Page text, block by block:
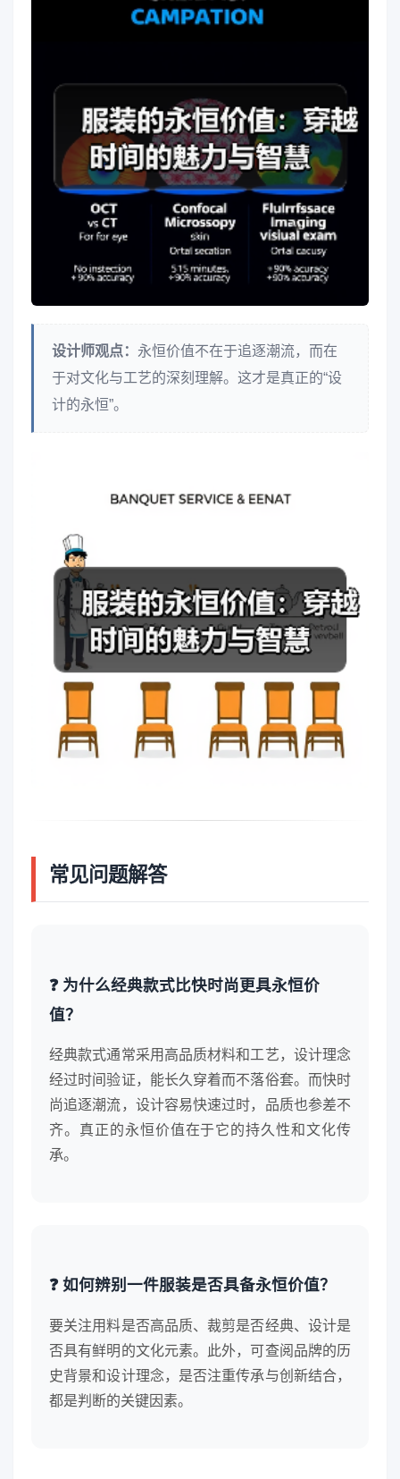
设计师观点： 永恒价值不在于追逐潮流，而在
于对文化与工艺的深刻理解。这才是真正的“设
计的永恒”。
常见问题解答
❓ 为什么经典款式比快时尚更具永恒价
值？
经典款式通常采用高品质材料和工艺，设计理念
经过时间验证，能长久穿着而不落俗套。而快时
尚追逐潮流，设计容易快速过时，品质也参差不
齐。真正的永恒价值在于它的持久性和文化传
承。
❓ 如何辨别一件服装是否具备永恒价值？
要关注用料是否高品质、裁剪是否经典、设计是
否具有鲜明的文化元素。此外，可查阅品牌的历
史背景和设计理念，是否注重传承与创新结合，
都是判断的关键因素。